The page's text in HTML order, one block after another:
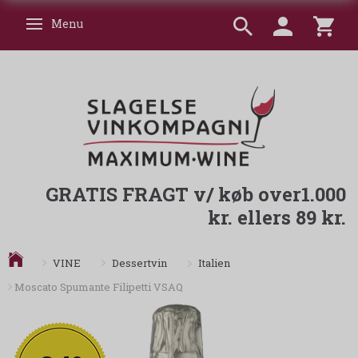
Skifte navigation
Menu
GRATIS FRAGT v/ køb over1.000
kr. ellers 89 kr.
VINE Dessertvin
Italien
Moscato Spumante Filipetti VSAQ